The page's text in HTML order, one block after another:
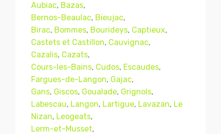
Aubiac, Bazas,
Bernos-Beaulac, Bieujac,
Birac, Bommes, Bourideys, Captieux,
Castets et Castillon, Cauvignac,
Cazalis, Cazats,
Cours-les-Bains, Cudos, Escaudes,
Fargues-de-Langon, Gajac,
Gans, Giscos, Goualade, Grignols,
Labescau, Langon, Lartigue, Lavazan, Le
Nizan, Leogeats,
Lerm-et-Musset,